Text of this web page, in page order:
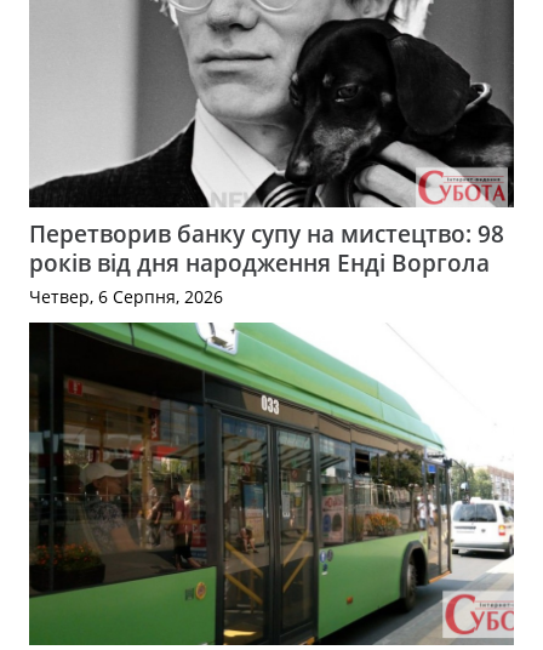
Перетворив банку супу на мистецтво: 98
років від дня народження Енді Воргола
Четвер, 6 Серпня, 2026